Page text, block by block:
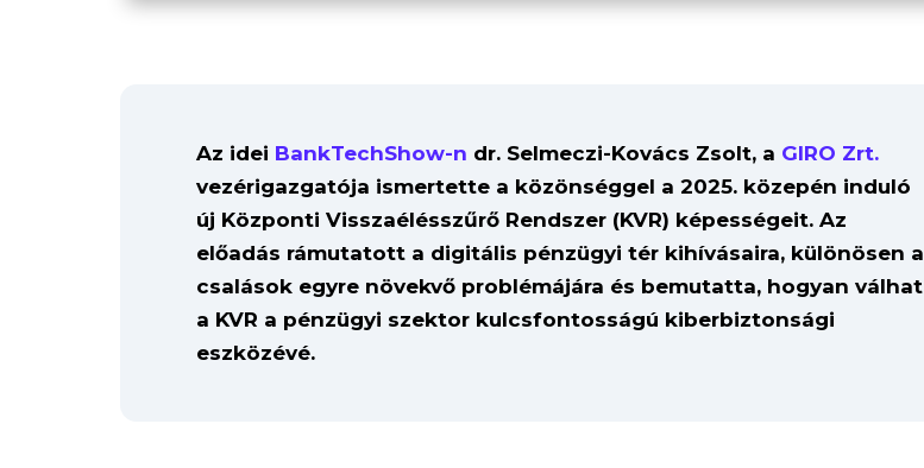
Az idei BankTechShow-n dr. Selmeczi-Kovács Zsolt, a GIRO Zrt.
vezérigazgatója ismertette a közönséggel a 2025. közepén induló
új Központi Visszaélésszűrő Rendszer (KVR) képességeit. Az
előadás rámutatott a digitális pénzügyi tér kihívásaira, különösen a
csalások egyre növekvő problémájára és bemutatta, hogyan válhat
a KVR a pénzügyi szektor kulcsfontosságú kiberbiztonsági
eszközévé.